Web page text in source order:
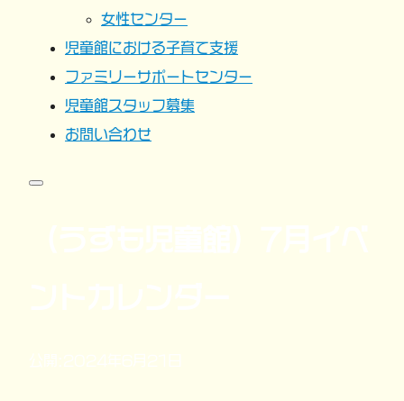
女性センター
児童館における子育て支援
ファミリーサポートセンター
児童館スタッフ募集
お問い合わせ